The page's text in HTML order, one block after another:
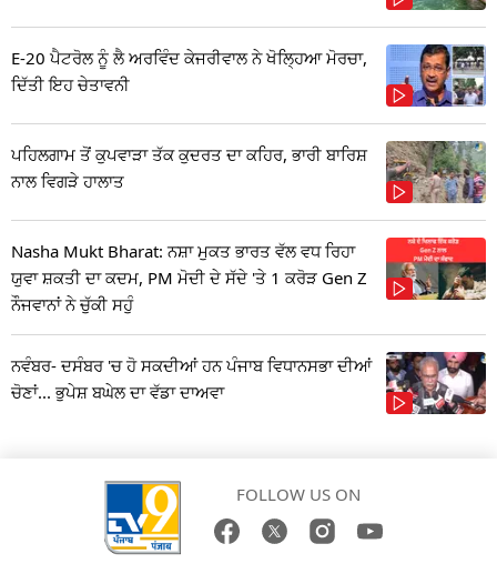
E-20 ਪੈਟਰੋਲ ਨੂੰ ਲੈ ਅਰਵਿੰਦ ਕੇਜਰੀਵਾਲ ਨੇ ਖੋਲ੍ਹਿਆ ਮੋਰਚਾ,
ਦਿੱਤੀ ਇਹ ਚੇਤਾਵਨੀ
ਪਹਿਲਗਾਮ ਤੋਂ ਕੁਪਵਾੜਾ ਤੱਕ ਕੁਦਰਤ ਦਾ ਕਹਿਰ, ਭਾਰੀ ਬਾਰਿਸ਼
ਨਾਲ ਵਿਗੜੇ ਹਾਲਾਤ
Nasha Mukt Bharat: ਨਸ਼ਾ ਮੁਕਤ ਭਾਰਤ ਵੱਲ ਵਧ ਰਿਹਾ
ਯੁਵਾ ਸ਼ਕਤੀ ਦਾ ਕਦਮ, PM ਮੋਦੀ ਦੇ ਸੱਦੇ 'ਤੇ 1 ਕਰੋੜ Gen Z
ਨੌਜਵਾਨਾਂ ਨੇ ਚੁੱਕੀ ਸਹੁੰ
ਨਵੰਬਰ- ਦਸੰਬਰ 'ਚ ਹੋ ਸਕਦੀਆਂ ਹਨ ਪੰਜਾਬ ਵਿਧਾਨਸਭਾ ਦੀਆਂ
ਚੋਣਾਂ... ਭੁਪੇਸ਼ ਬਘੇਲ ਦਾ ਵੱਡਾ ਦਾਅਵਾ
FOLLOW US ON